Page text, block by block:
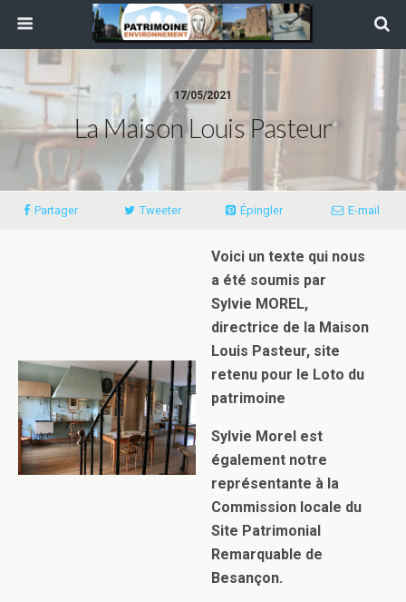
17/05/2021
La Maison Louis Pasteur
Partager Tweeter Épingler E-mail
Voici un texte qui nous
a été soumis par
Sylvie MOREL,
directrice de la Maison
Louis Pasteur, site
retenu pour le Loto du
patrimoine
Sylvie Morel est
également notre
représentante à la
Commission locale du
Site Patrimonial
Remarquable de
Besançon.